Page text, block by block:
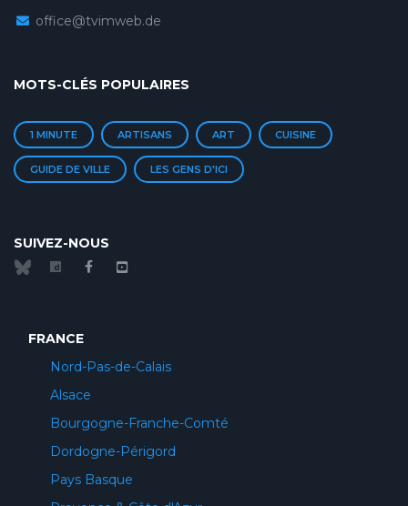
office@tvimweb.de
MOTS-CLÉS POPULAIRES
1 MINUTE ARTISANS ART CUISINE
GUIDE DE VILLE LES GENS D'ICI
SUIVEZ-NOUS
FRANCE
Nord-Pas-de-Calais
Alsace
Bourgogne-Franche-Comté
Dordogne-Périgord
Pays Basque